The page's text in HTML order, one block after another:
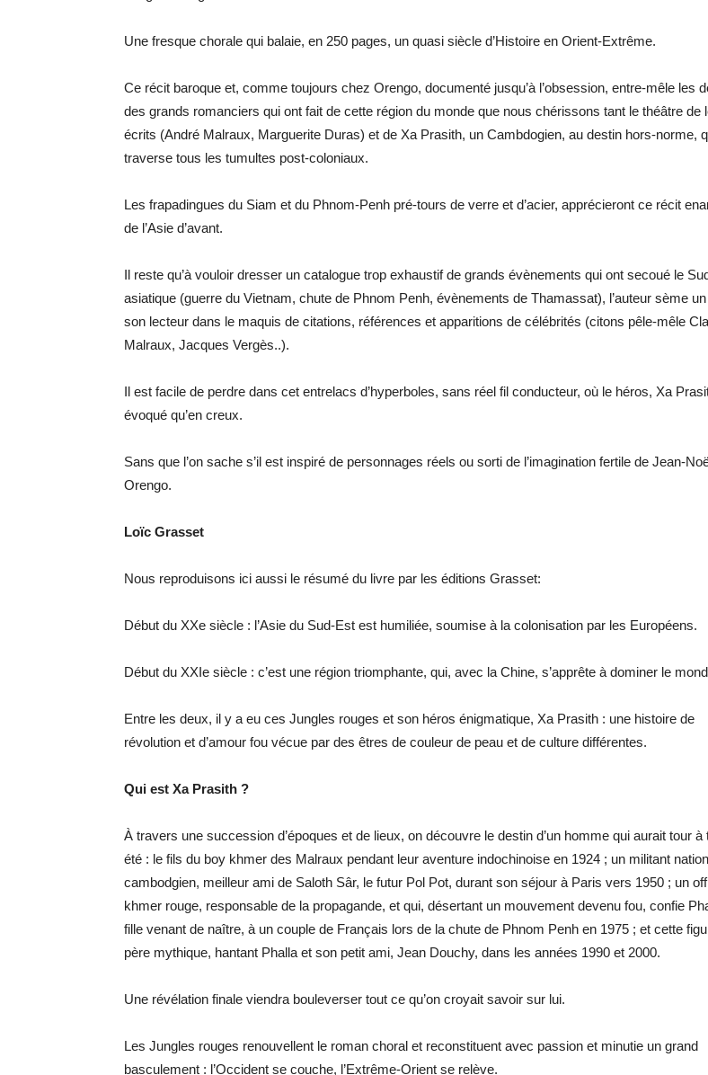
Une fresque chorale qui balaie, en 250 pages, un quasi siècle d’Histoire en Orient-Extrême.
Ce récit baroque et, comme toujours chez Orengo, documenté jusqu’à l’obsession, entre-mêle les
des grands romanciers qui ont fait de cette région du monde que nous chérissons tant le théâtre de
écrits (André Malraux, Marguerite Duras) et de Xa Prasith, un Cambdogien, au destin hors-norme,
traverse tous les tumultes post-coloniaux.
Les frapadingues du Siam et du Phnom-Penh pré-tours de verre et d’acier, apprécieront ce récit
de l’Asie d’avant.
Il reste qu’à vouloir dresser un catalogue trop exhaustif de grands évènements qui ont secoué le
asiatique (guerre du Vietnam, chute de Phnom Penh, évènements de Thamassat), l’auteur sème
son lecteur dans le maquis de citations, références et apparitions de célébrités (citons pêle-mêle
Malraux, Jacques Vergès..).
Il est facile de perdre dans cet entrelacs d’hyperboles, sans réel fil conducteur, où le héros, Xa
évoqué qu’en creux.
Sans que l’on sache s’il est inspiré de personnages réels ou sorti de l’imagination fertile de Jean-
Orengo.
Loïc Grasset
Nous reproduisons ici aussi le résumé du livre par les éditions Grasset:
Début du XXe siècle : l’Asie du Sud-Est est humiliée, soumise à la colonisation par les Européens.
Début du XXIe siècle : c’est une région triomphante, qui, avec la Chine, s’apprête à dominer le
Entre les deux, il y a eu ces Jungles rouges et son héros énigmatique, Xa Prasith : une histoire de
révolution et d’amour fou vécue par des êtres de couleur de peau et de culture différentes.
Qui est Xa Prasith ?
À travers une succession d’époques et de lieux, on découvre le destin d’un homme qui aurait tour à
été : le fils du boy khmer des Malraux pendant leur aventure indochinoise en 1924 ; un militant
cambodgien, meilleur ami de Saloth Sâr, le futur Pol Pot, durant son séjour à Paris vers 1950 ; un
khmer rouge, responsable de la propagande, et qui, désertant un mouvement devenu fou, confie
fille venant de naître, à un couple de Français lors de la chute de Phnom Penh en 1975 ; et cette
père mythique, hantant Phalla et son petit ami, Jean Douchy, dans les années 1990 et 2000.
Une révélation finale viendra bouleverser tout ce qu’on croyait savoir sur lui.
Les Jungles rouges renouvellent le roman choral et reconstituent avec passion et minutie un grand
basculement : l’Occident se couche, l’Extrême-Orient se relève.